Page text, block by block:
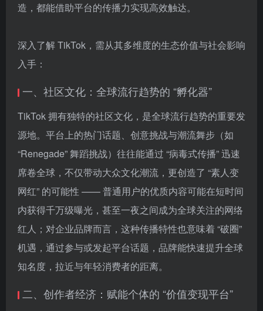
造，都能借助平台的传播力实现高效触达。
深入了解 TikTok，需从其多维度的生态价值与社会影响
入手：
一、社区文化：全球流行趋势的 “孵化器”
TikTok 拥有独特的社区文化，是全球流行趋势的重要发
源地。平台上的热门话题、创意挑战与潮流舞步（如
“Renegade” 舞蹈挑战）往往能通过 “病毒式传播” 迅速
席卷全球，不仅带动大众文化潮流，更创造了 “素人变
网红” 的可能性 —— 普通用户的优质内容可能在短时间
内获得千万级曝光，甚至一夜之间成为全球关注的网络
红人；对企业品牌而言，这种传播特性也意味着 “破圈”
机遇，通过参与或发起平台话题，品牌能快速提升全球
知名度，拉近与年轻消费者的距离。
二、创作者经济：赋能个体的 “价值变现平台”